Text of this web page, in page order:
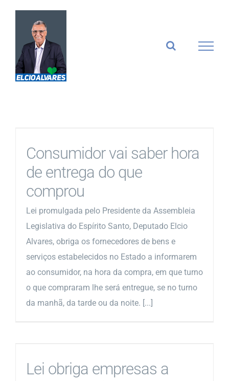
conteúdo
Consumidor vai saber hora
de entrega do que
comprou
Lei promulgada pelo Presidente da Assembleia
Legislativa do Espírito Santo, Deputado Elcio
Alvares, obriga os fornecedores de bens e
serviços estabelecidos no Estado a informarem
ao consumidor, na hora da compra, em que turno
o que compraram lhe será entregue, se no turno
da manhã, da tarde ou da noite. [...]
Lei obriga empresas a